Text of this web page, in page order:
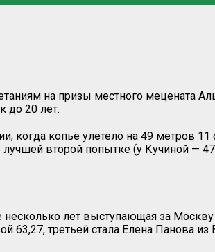
на призы местного мецената
до 20 лет.
когда копьё улетело на 49 метров 11
второй попытке (у Кучиной —
несколько лет выступающая за
63,27, третьей стала Елена Панова